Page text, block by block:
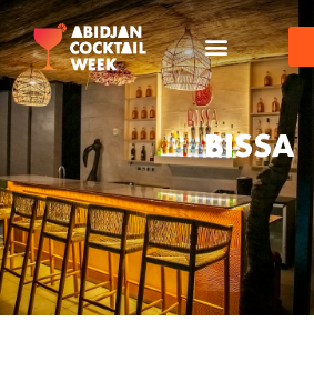
BISSA